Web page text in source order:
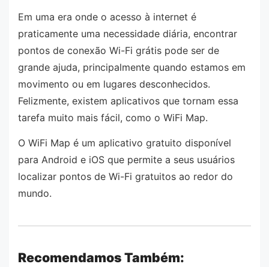
Em uma era onde o acesso à internet é
praticamente uma necessidade diária, encontrar
pontos de conexão Wi-Fi grátis pode ser de
grande ajuda, principalmente quando estamos em
movimento ou em lugares desconhecidos.
Felizmente, existem aplicativos que tornam essa
tarefa muito mais fácil, como o WiFi Map.
O WiFi Map é um aplicativo gratuito disponível
para Android e iOS que permite a seus usuários
localizar pontos de Wi-Fi gratuitos ao redor do
mundo.
Recomendamos Também: